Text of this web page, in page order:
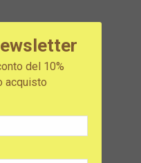
del 10%
acquisto